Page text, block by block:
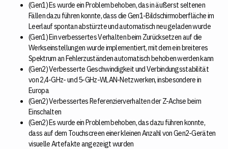
(Gen1) Es wurde ein Problem behoben, das in äußerst seltenen
Fällen dazu führen konnte, dass die Gen1-Bildschirmoberfläche im
Leerlauf spontan abstürzte und automatisch neu geladen wurde
(Gen1) Ein verbessertes Verhalten beim Zurücksetzen auf die
Werkseinstellungen wurde implementiert, mit dem ein breiteres
Spektrum an Fehlerzuständen automatisch behoben werden kann
(Gen2) Verbesserte Geschwindigkeit und Verbindungsstabilität
von 2,4-GHz- und 5-GHz-WLAN-Netzwerken, insbesondere in
Europa
(Gen2) Verbessertes Referenzierverhalten der Z-Achse beim
Einschalten
(Gen2) Es wurde ein Problem behoben, das dazu führen konnte,
dass auf dem Touchscreen einer kleinen Anzahl von Gen2-Geräten
visuelle Artefakte angezeigt wurden